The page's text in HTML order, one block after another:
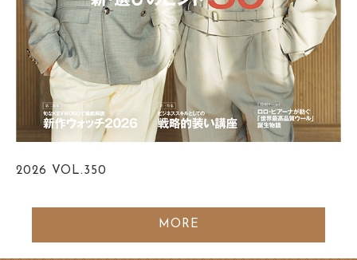
2026 VOL.350
MORE